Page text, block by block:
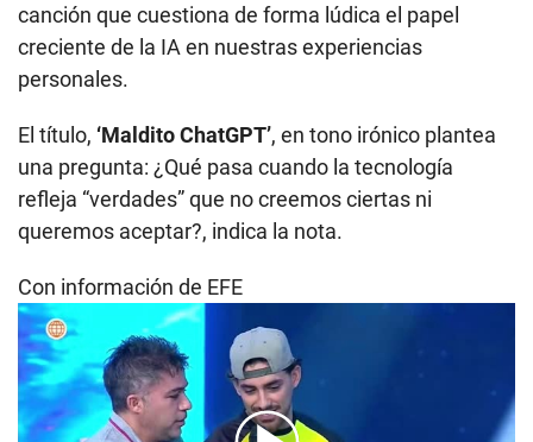
canción que cuestiona de forma lúdica el papel
creciente de la IA en nuestras experiencias
personales.
El título, ‘Maldito ChatGPT’, en tono irónico plantea
una pregunta: ¿Qué pasa cuando la tecnología
refleja “verdades” que no creemos ciertas ni
queremos aceptar?, indica la nota.
Con información de EFE